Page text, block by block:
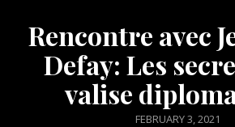
Rencontre avec
Defay: Les
valise
POSTED
FEBRUARY 3, 2021